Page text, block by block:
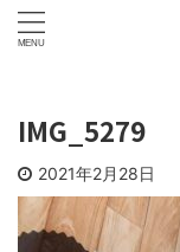
IMG_5279
2021年2月28日